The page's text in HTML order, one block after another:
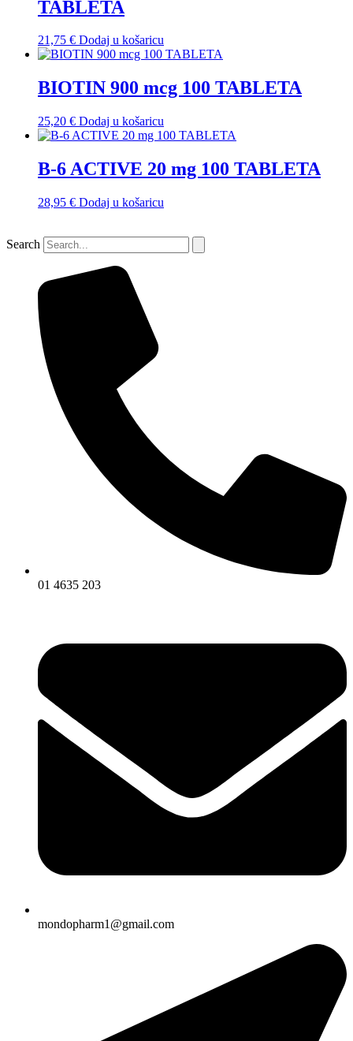
TABLETA
21,75 € Dodaj u košaricu
BIOTIN 900 mcg 100 TABLETA
25,20 € Dodaj u košaricu
B-6 ACTIVE 20 mg 100 TABLETA
28,95 € Dodaj u košaricu
Search
01 4635 203
mondopharm1@gmail.com